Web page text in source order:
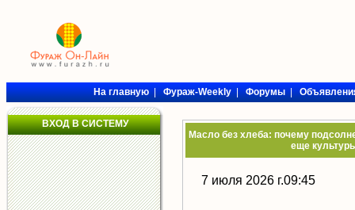
На главную|Фураж-Weekly|Форумы|
ВХОД В СИСТЕМУ
Масло без хлеба: почему
еще
7 июля 2026 г.09:45